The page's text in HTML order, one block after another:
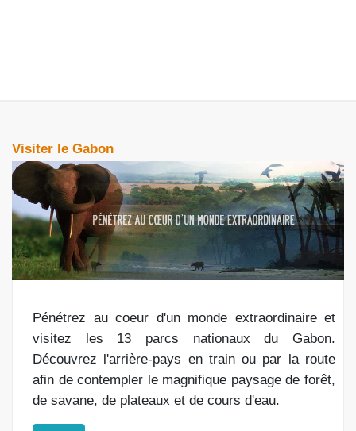
Visiter le Gabon
Pénétrez au coeur d'un monde extraordinaire et
visitez les 13 parcs nationaux du Gabon.
Découvrez l'arrière-pays en train ou par la route
afin de contempler le magnifique paysage de forêt,
de savane, de plateaux et de cours d'eau.